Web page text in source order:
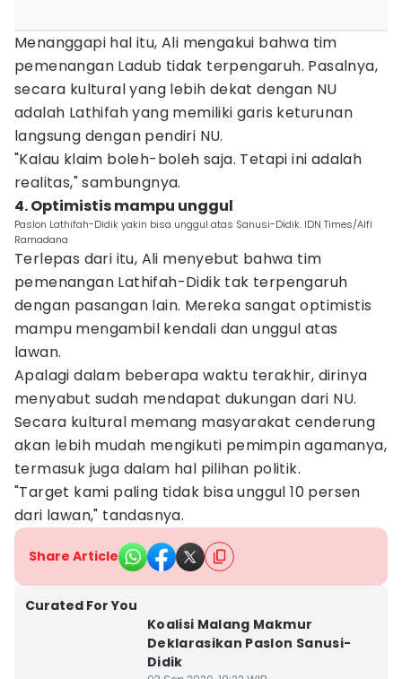
Menanggapi hal itu, Ali mengakui bahwa tim
pemenangan Ladub tidak terpengaruh. Pasalnya,
secara kultural yang lebih dekat dengan NU
adalah Lathifah yang memiliki garis keturunan
langsung dengan pendiri NU.
"Kalau klaim boleh-boleh saja. Tetapi ini adalah
realitas," sambungnya.
4. Optimistis mampu unggul
Paslon Lathifah-Didik yakin bisa unggul atas Sanusi-Didik. IDN Times/Alfi
Ramadana
Terlepas dari itu, Ali menyebut bahwa tim
pemenangan Lathifah-Didik tak terpengaruh
dengan pasangan lain. Mereka sangat optimistis
mampu mengambil kendali dan unggul atas
lawan.
Apalagi dalam beberapa waktu terakhir, dirinya
menyabut sudah mendapat dukungan dari NU.
Secara kultural memang masyarakat cenderung
akan lebih mudah mengikuti pemimpin agamanya,
termasuk juga dalam hal pilihan politik.
"Target kami paling tidak bisa unggul 10 persen
dari lawan," tandasnya.
Share Article
Curated For You
Koalisi Malang Makmur
Deklarasikan Paslon Sanusi-
Didik